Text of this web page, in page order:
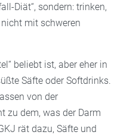
Diät“, sondern: trinken,
mit schweren
beliebt ist, aber eher in
Säfte oder Softdrinks.
von der
zu dem, was der Darm
rät dazu, Säfte und